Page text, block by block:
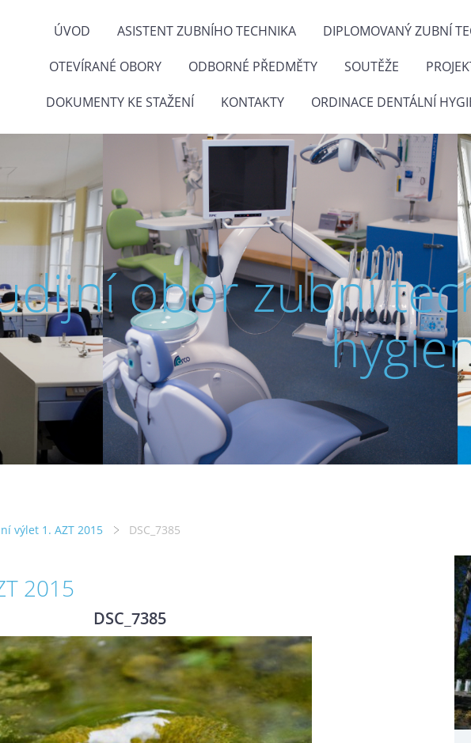
ÚVOD ASISTENT ZUBNÍHO TECHNIKA DIPLOMOVANÝ ZUBNÍ
OTEVÍRANÉ OBORY ODBORNÉ PŘEDMĚTY SOUTĚŽE
DOKUMENTY KE STAŽENÍ KONTAKTY ORDINACE DENTÁLNÍ
obor zubní
výlet 1. AZT 2015 DSC_7385
2015
DSC_7385